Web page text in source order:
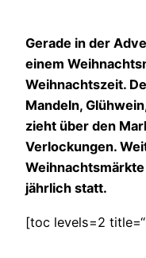
Gerade in der
einem
Weihnachtszeit.
Mandeln,
zieht über den
Verlockungen.
jährlich statt.
[toc levels=2